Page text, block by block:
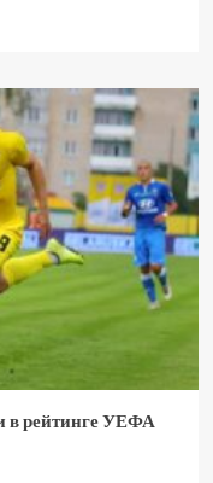
в рейтинге УЕФА